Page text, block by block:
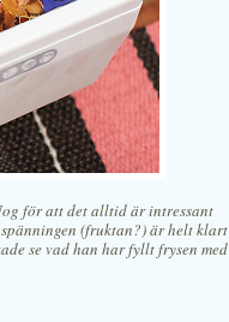
för att det alltid är intressant
spänningen (fruktan?) är helt klart
se vad han har fyllt frysen med